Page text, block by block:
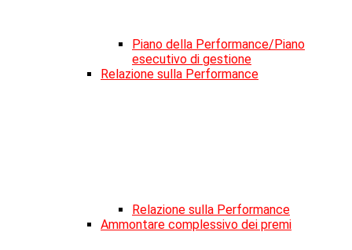
Piano della Performance/Piano
esecutivo di gestione
Relazione sulla Performance
Relazione sulla Performance
Ammontare complessivo dei premi